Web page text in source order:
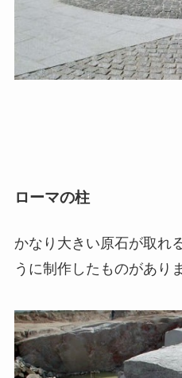
ローマの柱
かなり大きい原石が取れ
うに制作したものがあり